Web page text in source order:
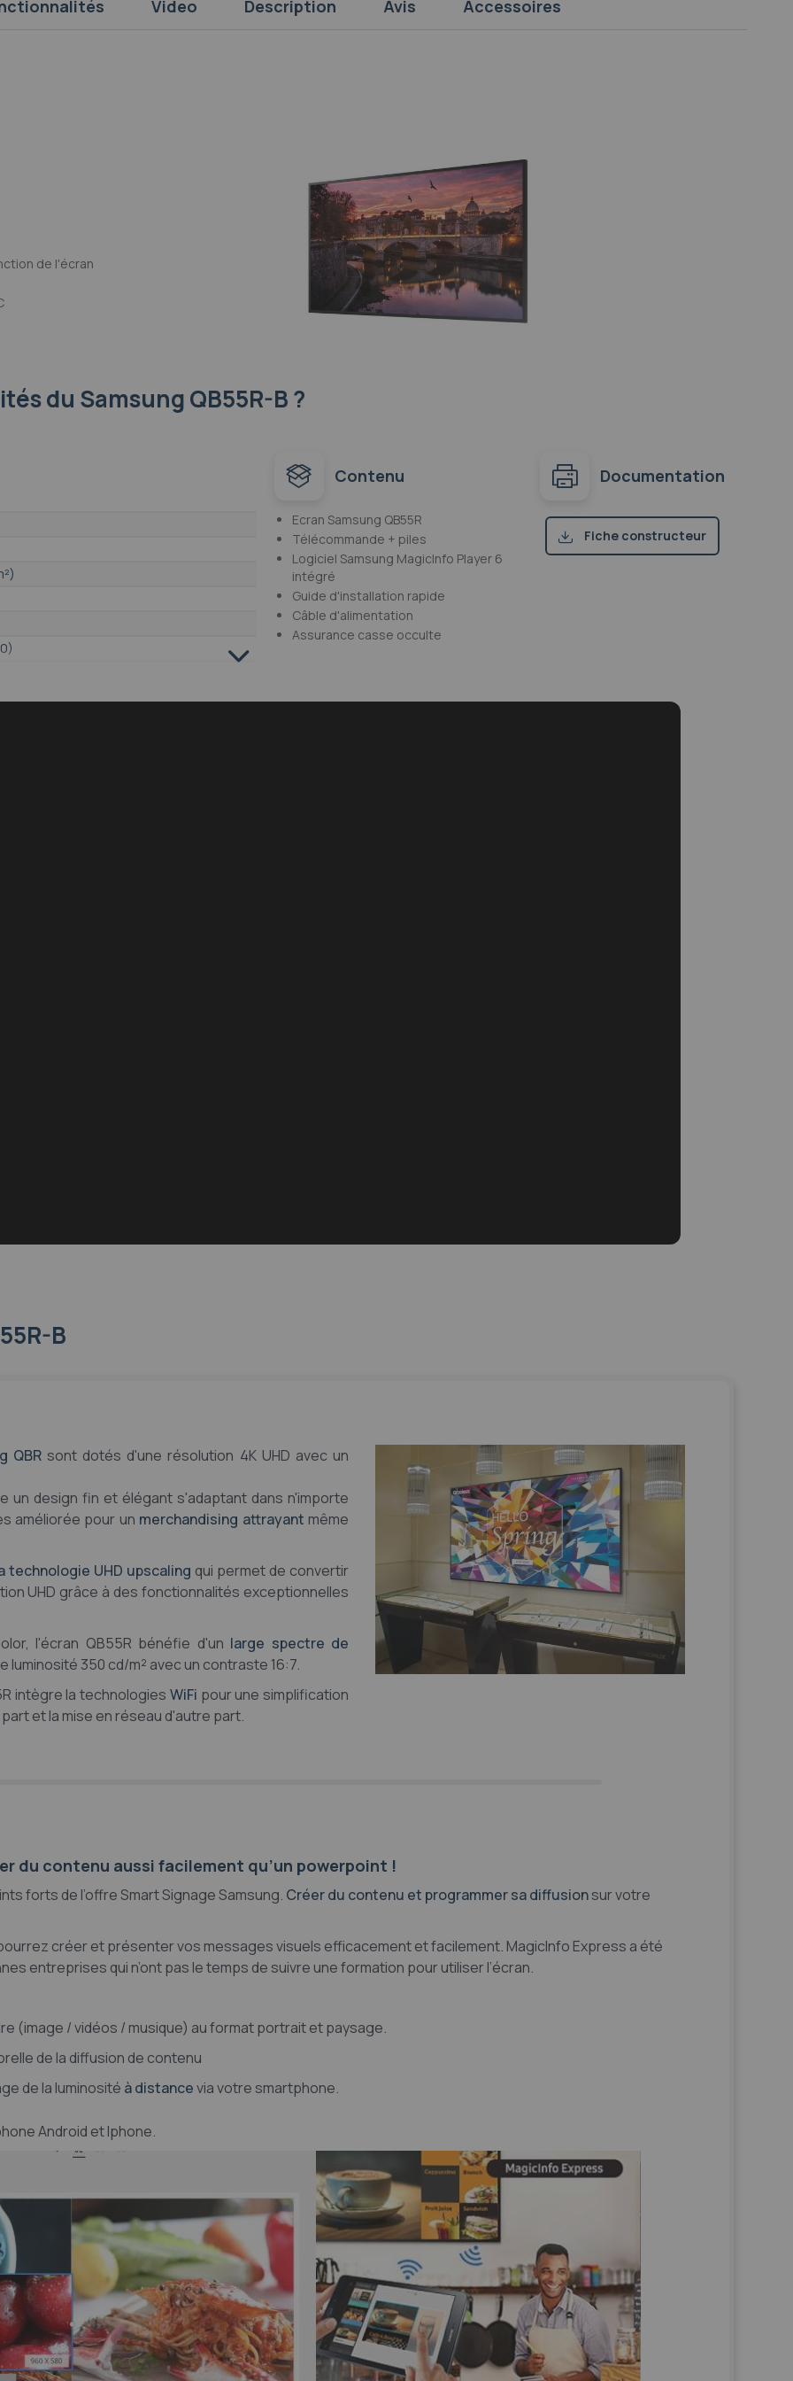
Video Description Avis Accessoires
de l'écran
du Samsung QB55R-B ?
Contenu
Ecran Samsung QB55R
Télécommande + piles
Logiciel Samsung MagicInfo Player 6
intégré
Guide d'installation rapide
Câble d'alimentation
Assurance casse occulte
Documentation
Fiche constructeur
B
QBRsont dotés d'une résolution 4K UHD avec un
un design fin et élégant s'adaptant dans n'importe
améliorée pour un merchandising attrayant même
technologie UHD upscaling qui permet de convertir
UHD grâce à des fonctionnalités exceptionnelles
l'écran QB55R bénéfie d'un large spectre de
luminosité 350 cd/m² avec un contraste 16:7.
intègre la technologies WiFi pour une simplification
et la mise en réseau d'autre part.
du contenu aussi facilement qu’un powerpoint !
forts de l’offre Smart Signage Samsung. Créer du contenu et programmer sa diffusionsur votre
créer et présenter vos messages visuels efficacement et facilement. MagicInfo Express a été
entreprises qui n’ont pas le temps de suivre une formation pour utiliser l’écran.
(image / vidéos / musique) au format portrait et paysage.
de la diffusion de contenu
de la luminosité à distancevia votre smartphone.
Android et Iphone.